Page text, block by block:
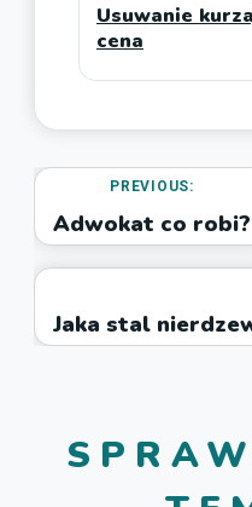
Usuwanie
cena
PREVIOUS:
Adwokat co robi?
Jaka stal